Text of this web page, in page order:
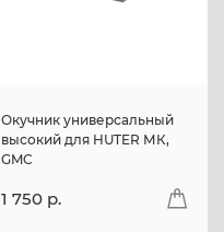
Окучник универсальный
высокий для HUTER МК,
GMC
1 750 p.